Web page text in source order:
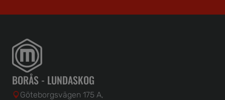
BORÅS - LUNDASKOG
Göteborgsvägen 175 A,